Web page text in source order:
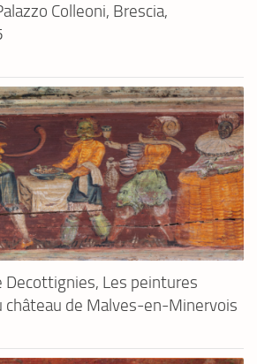
Colleoni, Brescia,
Decottignies, Les peintures
château de Malves-en-Minervois